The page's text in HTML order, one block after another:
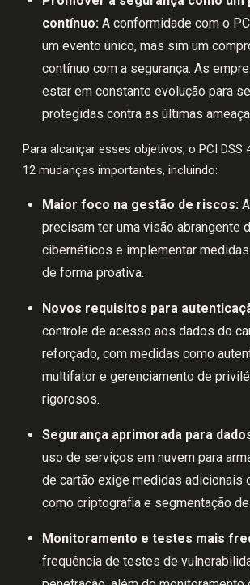
contínuo: A conformidade com o
um evento único, mas sim um
contínuo com a segurança. As
estar em constante evolução para
protegidas contra as últimas
Para alcançar esses objetivos, o PCI DSS
12 mudanças importantes, incluindo:
Maior foco na gestão de riscos:
precisam ter uma visão abrangente
cibernéticos e implementar
de forma proativa.
Novos requisitos para
controle de acesso aos dados do
reforçado, com medidas como
multifator e gerenciamento de
rigorosos.
Segurança aprimorada para
uso de serviços em nuvem para
de cartão exige medidas adicionais
como criptografia e segmentação
Monitoramento e testes mais
frequência de testes de